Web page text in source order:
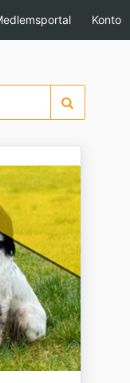
Konto